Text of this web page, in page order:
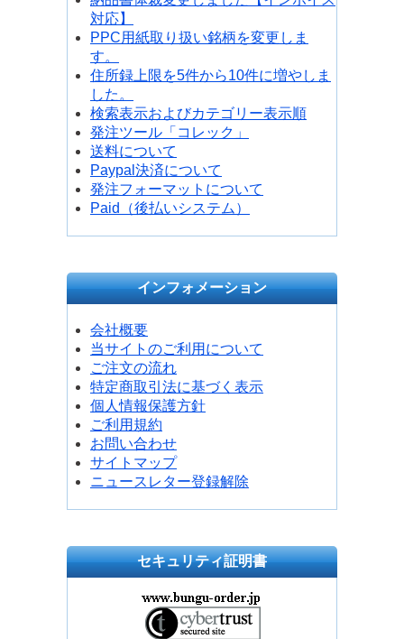
対応】
PPC用紙取り扱い銘柄を変更しま
す。
住所録上限を5件から10件に増やしま
した。
検索表示およびカテゴリー表示順
発注ツール「コレック」
送料について
Paypal決済について
発注フォーマットについて
Paid（後払いシステム）
インフォメーション
会社概要
当サイトのご利用について
ご注文の流れ
特定商取引法に基づく表示
個人情報保護方針
ご利用規約
お問い合わせ
サイトマップ
ニュースレター登録解除
セキュリティ証明書